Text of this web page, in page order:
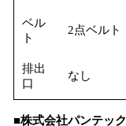
ベル
ト
2点ベルト
排出
口
なし
■株式会社パンテック